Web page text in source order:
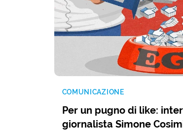
COMUNICAZIONE
Per un pugno di like:
giornalista Simone